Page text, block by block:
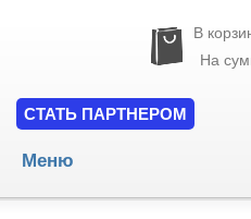
В
На
СТАТЬ ПАРТНЕРОМ
Меню